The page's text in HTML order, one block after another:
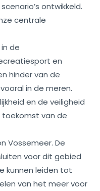
ontwikkeld.
centrale
de
en
hinder van de
in de meren.
en de veiligheid
van de
Vossemeer. De
voor dit gebied
kunnen leiden tot
van het meer voor